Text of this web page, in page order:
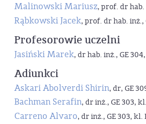
Malinowski Mariusz, prof. dr hab.
Rąbkowski Jacek, prof. dr hab. inż.,
Profesorowie uczelni
Jasiński Marek, dr hab. inż., GE
Adiunkci
Askari Abolverdi Shirin, dr, GE
Bachman Serafin, dr inż., GE 303,
Carreno Alvaro, dr inż., GE 303, kl.